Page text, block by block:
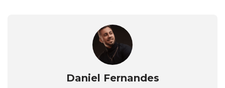
Daniel Fernandes